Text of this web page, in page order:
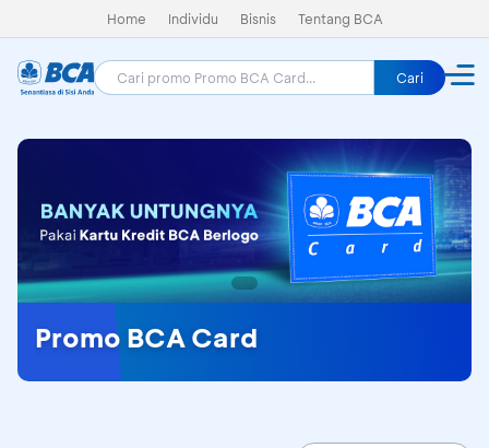
Home Individu Bisnis Tentang BCA
Cari
Promo BCA Card